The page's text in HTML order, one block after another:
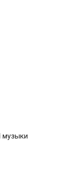
музыки